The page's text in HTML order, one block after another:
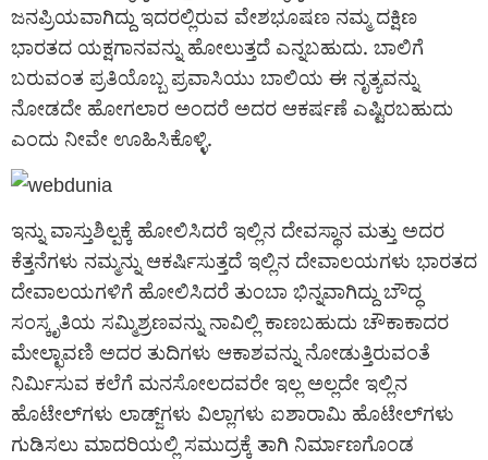
ಜನಪ್ರಿಯವಾಗಿದ್ದು ಇದರಲ್ಲಿರುವ ವೇಶಭೂಷಣ ನಮ್ಮ ದಕ್ಷಿಣ
ಭಾರತದ ಯಕ್ಷಗಾನವನ್ನು ಹೋಲುತ್ತದೆ ಎನ್ನಬಹುದು. ಬಾಲಿಗೆ
ಬರುವಂತ ಪ್ರತಿಯೊಬ್ಬ ಪ್ರವಾಸಿಯು ಬಾಲಿಯ ಈ ನೃತ್ಯವನ್ನು
ನೋಡದೇ ಹೋಗಲಾರ ಅಂದರೆ ಅದರ ಆಕರ್ಷಣೆ ಎಷ್ಟಿರಬಹುದು
ಎಂದು ನೀವೇ ಊಹಿಸಿಕೊಳ್ಳಿ.
ಇನ್ನು ವಾಸ್ತುಶಿಲ್ಪಕ್ಕೆ ಹೋಲಿಸಿದರೆ ಇಲ್ಲಿನ ದೇವಸ್ಥಾನ ಮತ್ತು ಅದರ
ಕೆತ್ತನೆಗಳು ನಮ್ಮನ್ನು ಆಕರ್ಷಿಸುತ್ತದೆ ಇಲ್ಲಿನ ದೇವಾಲಯಗಳು ಭಾರತದ
ದೇವಾಲಯಗಳಿಗೆ ಹೋಲಿಸಿದರೆ ತುಂಬಾ ಭಿನ್ನವಾಗಿದ್ದು ಬೌದ್ಧ
ಸಂಸ್ಕೃತಿಯ ಸಮ್ಮಿಶ್ರಣವನ್ನು ನಾವಿಲ್ಲಿ ಕಾಣಬಹುದು ಚೌಕಾಕಾದರ
ಮೇಲ್ಛಾವಣಿ ಅದರ ತುದಿಗಳು ಆಕಾಶವನ್ನು ನೋಡುತ್ತಿರುವಂತೆ
ನಿರ್ಮಿಸುವ ಕಲೆಗೆ ಮನಸೋಲದವರೇ ಇಲ್ಲ ಅಲ್ಲದೇ ಇಲ್ಲಿನ
ಹೊಟೇಲ್‌ಗಳು ಲಾಡ್ಜ್‌ಗಳು ವಿಲ್ಲಾಗಳು ಐಶಾರಾಮಿ ಹೊಟೇಲ್‌ಗಳು
ಗುಡಿಸಲು ಮಾದರಿಯಲ್ಲಿ ಸಮುದ್ರಕ್ಕೆ ತಾಗಿ ನಿರ್ಮಾಣಗೊಂಡ